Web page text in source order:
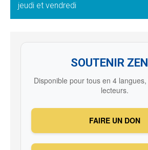
jeudi et vendredi
SOUTENIR
Disponible pour tous en 4
lecteurs.
FAIRE UN DON